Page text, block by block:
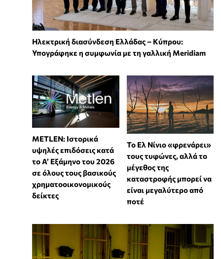
Ηλεκτρική διασύνδεση Ελλάδας – Κύπρου:
Υπογράφηκε η συμφωνία με τη γαλλική Meridiam
METLEN: Ιστορικά
υψηλές επιδόσεις κατά
το Α’ Εξάμηνο του 2026
σε όλους τους βασικούς
χρηματοοικονομικούς
δείκτες
Το Ελ Νίνιο «φρενάρει»
τους τυφώνες, αλλά το
μέγεθος της
καταστροφής μπορεί να
είναι μεγαλύτερο από
ποτέ